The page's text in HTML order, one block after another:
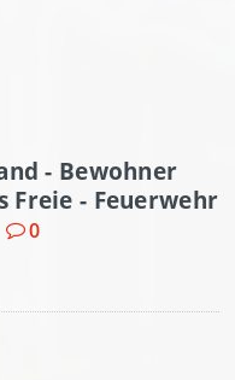
- Bewohner
- Feuerwehr
0